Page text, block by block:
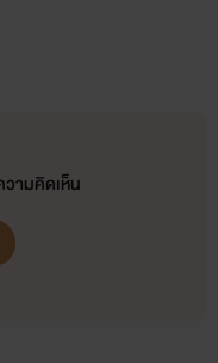
าง ตามลุ้นกันนะคะ
ามคิดเห็น